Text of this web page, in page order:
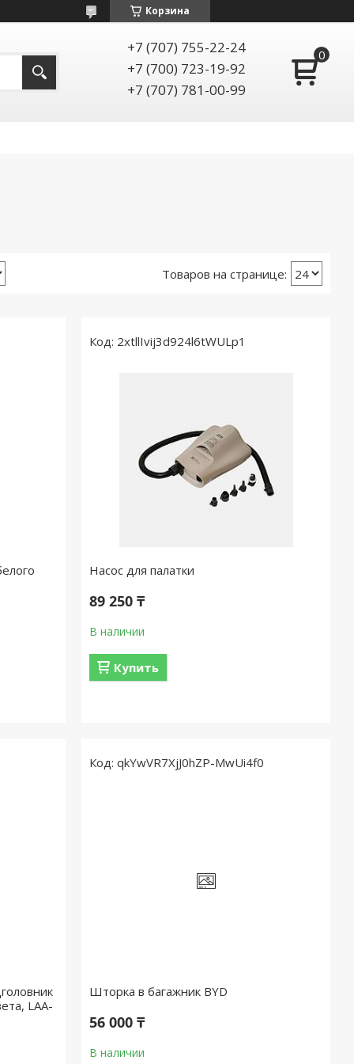
Корзина
+7 (707) 755-22-24
+7 (700) 723-19-92
+7 (707) 781-00-99
2xtllIvij3d924l6tWULp1
Насос для палатки
89 250 ₸
В наличии
Купить
LAA-
qkYwVR7XjJ0hZP-MwUi4f0
Шторка в багажник BYD
56 000 ₸
В наличии